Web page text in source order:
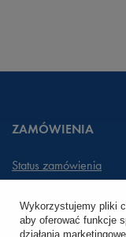
ZAMÓWIENIA
Status zamówienia
Chcę zareklamować
Wykorzystujemy pliki
aby oferować funkcje
działania